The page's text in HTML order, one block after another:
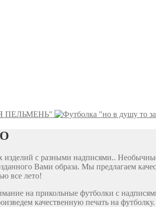
ПЕЛЬМЕНЬ"
изделий с разными надписями..
Вами образа. Мы предлагаем
все лето!
на прикольные футболки с
качественную печать на футболку.